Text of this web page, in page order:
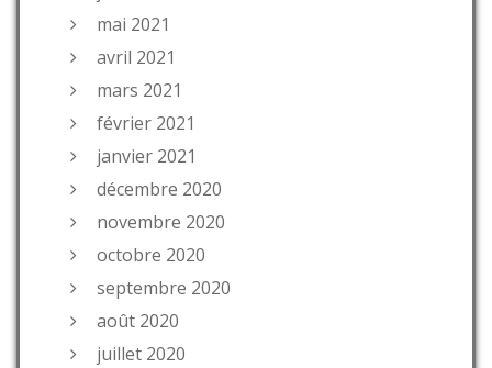
mai 2021
avril 2021
mars 2021
février 2021
janvier 2021
décembre 2020
novembre 2020
octobre 2020
septembre 2020
août 2020
juillet 2020